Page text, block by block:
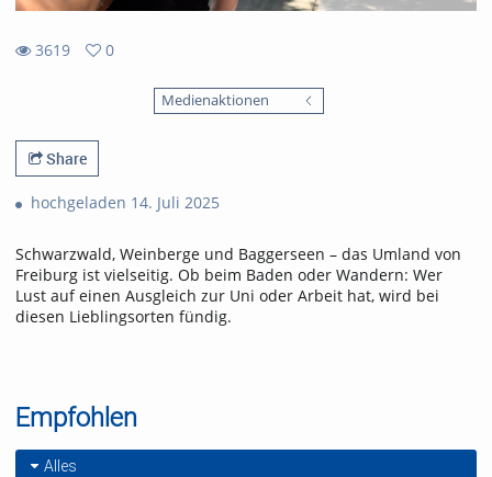
3619
0
Medienaktionen
Share
hochgeladen 14. Juli 2025
Schwarzwald, Weinberge und Baggerseen – das Umland von
Freiburg ist vielseitig. Ob beim Baden oder Wandern: Wer
Lust auf einen Ausgleich zur Uni oder Arbeit hat, wird bei
diesen Lieblingsorten fündig.
Empfohlen
Alles